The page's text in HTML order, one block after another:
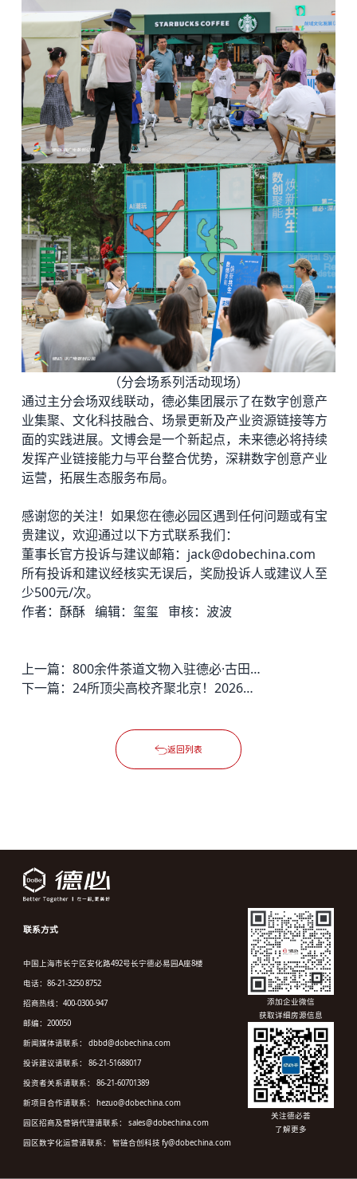
（分会场系列活动现场）
通过主分会场双线联动，德必集团展示了在数字创意产
业集聚、文化科技融合、场景更新及产业资源链接等方
面的实践进展。文博会是一个新起点，未来德必将持续
发挥产业链接能力与平台整合优势，深耕数字创意产业
运营，拓展生态服务布局。
感谢您的关注！如果您在德必园区遇到任何问题或有宝
贵建议，欢迎通过以下方式联系我们：
董事长官方投诉与建议邮箱：jack@dobechina.com
所有投诉和建议经核实无误后，奖励投诉人或建议人至
少500元/次。
作者：酥酥 编辑：玺玺 审核：波波
上一篇：
800余件茶道文物入驻德必·古田坊：万里茶道博览馆揭牌，17世纪茶道起点再现
下一篇：
24所顶尖高校齐聚北京！2026华语辩论世界杯总决赛7月开赛
返回列表
联系方式
中国上海市长宁区安化路492号长宁德必易园A座8楼
电话：86-21-3250 8752
招商热线：400-0300-947
邮编：200050
新闻媒体请联系： dbbd@dobechina.com
投诉建议请联系： 86-21-51688017
投资者关系请联系： 86-21-60701389
新项目合作请联系： hezuo@dobechina.com
园区招商及营销代理请联系： sales@dobechina.com
园区数字化运营请联系： 智链合创科技 fy@dobechina.com
添加企业微信
获取详细房源信息
关注德必荟
了解更多